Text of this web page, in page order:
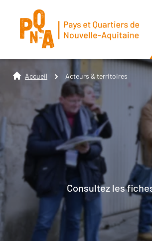
Accueil Acteurs & territoires
Consultez les